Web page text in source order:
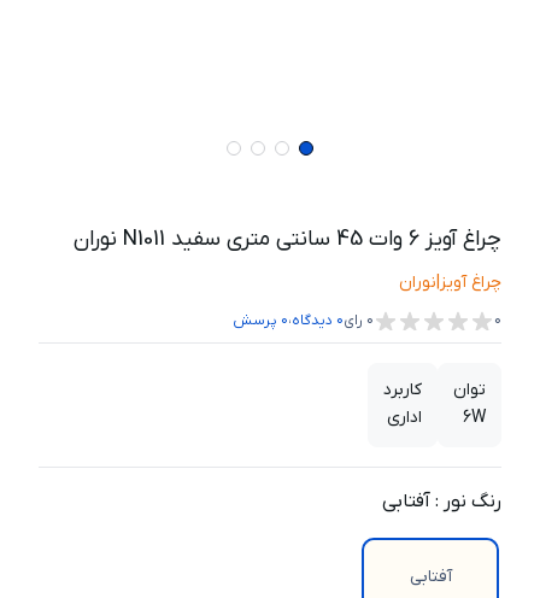
چراغ آویز 6 وات 45 سانتی متری سفید N1011 نوران
چراغ آویز|نوران
0
0 رای0 دیدگاه،0 پرسش
توان
6W
کاربرد
اداری
رنگ نور : آفتابی
آفتابی